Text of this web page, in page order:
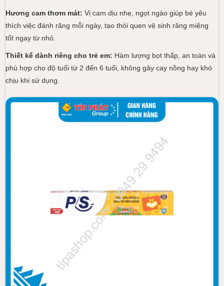
Hương cam thơm mát: Vị cam dịu nhẹ, ngọt ngào giúp bé yêu
thích việc đánh răng mỗi ngày, tạo thói quen vệ sinh răng miệng
tốt ngay từ nhỏ.
Thiết kế dành riêng cho trẻ em: Hàm lượng bọt thấp, an toàn và
phù hợp cho độ tuổi từ 2 đến 6 tuổi, không gây cay nồng hay khó
chịu khi sử dụng.